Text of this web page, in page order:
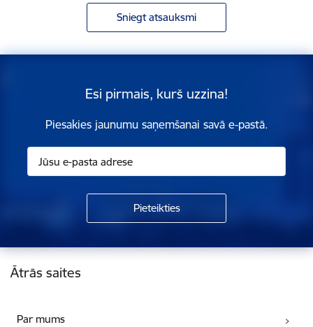
Sniegt atsauksmi
Esi pirmais, kurš uzzina!
Piesakies jaunumu saņemšanai savā e-pastā.
Kājene
Ātrās saites
Par mums